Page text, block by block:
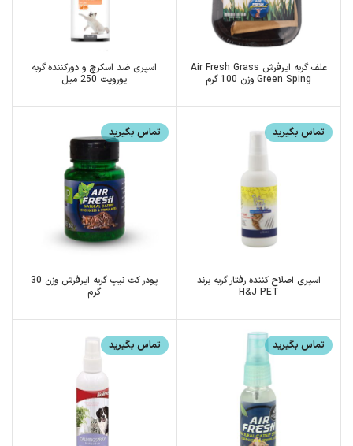
علف گربه ایرفرش Air Fresh Grass
Green Sping وزن 100 گرم
اسپری ضد اسکرچ و دورکننده گربه
یوروپت 250 میل
تماس بگیرید
اسپری اصلاح کننده رفتار گربه برند
H&J PET
تماس بگیرید
پودر کت نیپ گربه ایرفرش وزن 30
گرم
تماس بگیرید تماس بگیرید